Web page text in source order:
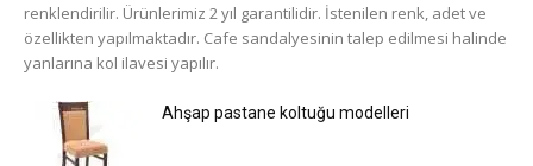
renklendirilir. Ürünlerimiz 2 yıl garantilidir. İstenilen renk, adet ve
özellikten yapılmaktadır. Cafe sandalyesinin talep edilmesi halinde
yanlarına kol ilavesi yapılır.
Ahşap pastane koltuğu modelleri